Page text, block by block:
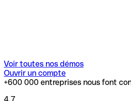
Voir toutes nos démos
Ouvrir un compte
+600 000 entreprises nous font
4.7